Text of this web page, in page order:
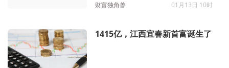
财富独角兽 01月13日 10时
1415亿，江西宜春新首富诞生了